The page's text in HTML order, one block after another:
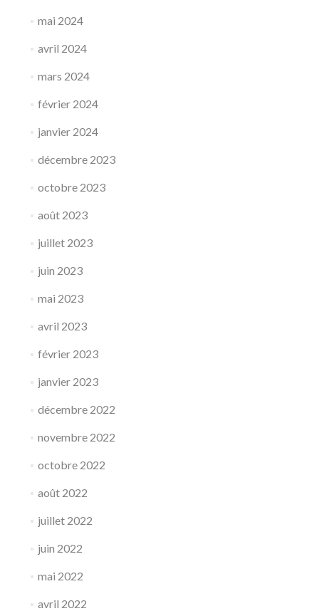
mai 2024
avril 2024
mars 2024
février 2024
janvier 2024
décembre 2023
octobre 2023
août 2023
juillet 2023
juin 2023
mai 2023
avril 2023
février 2023
janvier 2023
décembre 2022
novembre 2022
octobre 2022
août 2022
juillet 2022
juin 2022
mai 2022
avril 2022